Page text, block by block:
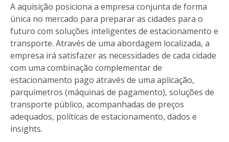
A aquisição posiciona a empresa conjunta de forma
única no mercado para preparar as cidades para o
futuro com soluções inteligentes de estacionamento e
transporte. Através de uma abordagem localizada, a
empresa irá satisfazer as necessidades de cada cidade
com uma combinação complementar de
estacionamento pago através de uma aplicação,
parquímetros (máquinas de pagamento), soluções de
transporte público, acompanhadas de preços
adequados, políticas de estacionamento, dados e
insights.